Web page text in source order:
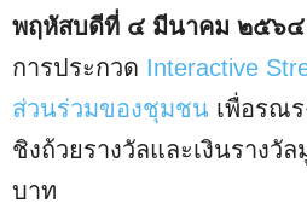
พฤหัสบดีที่ ๔ มีนาคม ๒๕๖๔
การประกวด Interactive
ส่วนร่วมของชุมชน เพื่อรณ
ชิงถ้วยรางวัลและเงินรางวั
บาท